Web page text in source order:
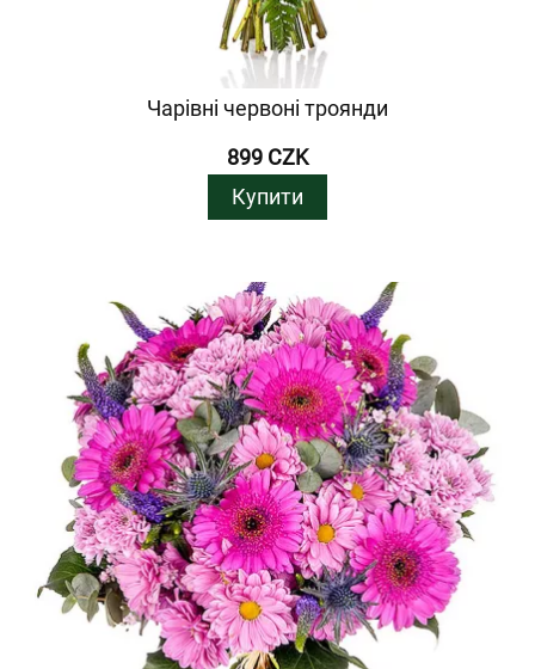
Чарівні червоні троянди
899 CZK
Купити